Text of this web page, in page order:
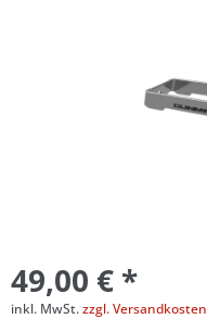
49,00 € *
inkl. MwSt.zzgl. Versandkosten